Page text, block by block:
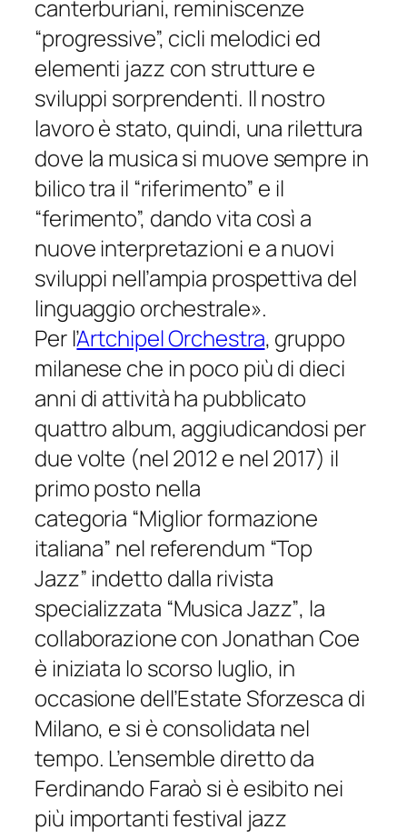
canterburiani, reminiscenze
“progressive”, cicli melodici ed
elementi jazz con strutture e
sviluppi sorprendenti. Il nostro
lavoro è stato, quindi, una rilettura
dove la musica si muove sempre in
bilico tra il “riferimento” e il
“ferimento”, dando vita così a
nuove interpretazioni e a nuovi
sviluppi nell’ampia prospettiva del
linguaggio orchestrale».
Per l’Artchipel Orchestra, gruppo
milanese che in poco più di dieci
anni di attività ha pubblicato
quattro album, aggiudicandosi per
due volte (nel 2012 e nel 2017) il
primo posto nella
categoria “Miglior formazione
italiana” nel referendum “Top
Jazz” indetto dalla rivista
specializzata “Musica Jazz”, la
collaborazione con Jonathan Coe
è iniziata lo scorso luglio, in
occasione dell’Estate Sforzesca di
Milano, e si è consolidata nel
tempo. L’ensemble diretto da
Ferdinando Faraò si è esibito nei
più importanti festival jazz